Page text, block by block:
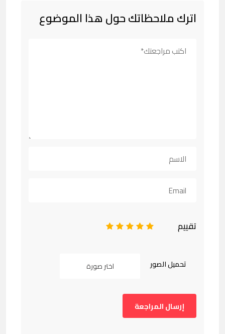
اترك ملاحظاتك حول هذا الموضوع
تقييم 5
4
3
2
تحميل الصور اختر صورة